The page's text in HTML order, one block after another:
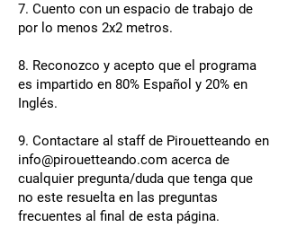
7. Cuento con un espacio de trabajo de
por lo menos 2x2 metros.
8. Reconozco y acepto que el programa
es impartido en 80% Español y 20% en
Inglés.
9. Contactare al staff de Pirouetteando en
info@pirouetteando.com acerca de
cualquier pregunta/duda que tenga que
no este resuelta en las preguntas
frecuentes al final de esta página.